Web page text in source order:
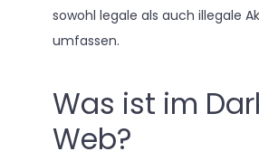
sowohl legale als auch illegale
umfassen.
Was ist im
Web?